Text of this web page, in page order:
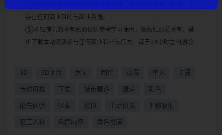
存在任何商业目的与商业用途。
⑤本站提供的所有资源仅供参考学习使用，版权归原著所有，禁
止下载本站资源参与任何商业和非法行为，请于24小时之内删除!
3D 3D平台 休闲 制作 动漫 单人 卡通
卡通风格 可爱 城市营造 建造 彩色
抢先体验 探索 模拟 生活模拟 生物收集
第三人称 色情内容 角色扮演